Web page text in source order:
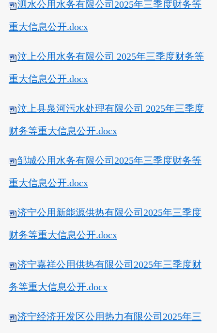
泗水公用水务有限公司2025年三季度财务等
重大信息公开.docx
汶上公用水务有限公司 2025年三季度财务等
重大信息公开.docx
汶上县泉河污水处理有限公司 2025年三季度
财务等重大信息公开.docx
邹城公用水务有限公司2025年三季度财务等
重大信息公开.docx
济宁公用新能源供热有限公司2025年三季度
财务等重大信息公开.docx
济宁嘉祥公用供热有限公司2025年三季度财
务等重大信息公开.docx
济宁经济开发区公用热力有限公司2025年三